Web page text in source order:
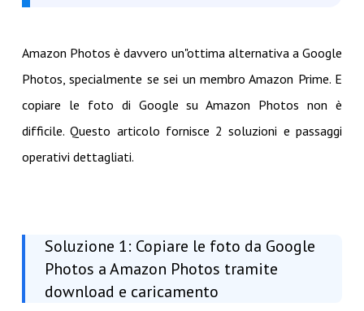
Amazon Photos è davvero un"ottima alternativa a Google
Photos, specialmente se sei un membro Amazon Prime. E
copiare le foto di Google su Amazon Photos non è
difficile. Questo articolo fornisce 2 soluzioni e passaggi
operativi dettagliati.
Soluzione 1: Copiare le foto da Google
Photos a Amazon Photos tramite
download e caricamento